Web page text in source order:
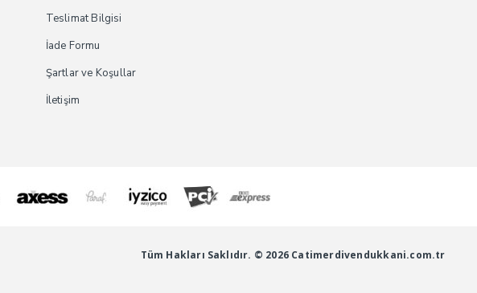
Teslimat Bilgisi
İade Formu
Şartlar ve Koşullar
İletişim
Tüm Hakları Saklıdır. © 2026 Catimerdivendukkani.com.tr